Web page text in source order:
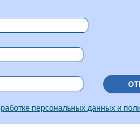
персональных данных и